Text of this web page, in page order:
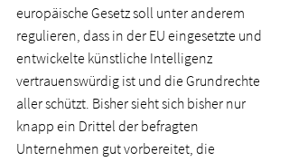
europäische Gesetz soll unter anderem
regulieren, dass in der EU eingesetzte und
entwickelte künstliche Intelligenz
vertrauenswürdig ist und die Grundrechte
aller schützt. Bisher sieht sich bisher nur
knapp ein Drittel der befragten
Unternehmen gut vorbereitet, die